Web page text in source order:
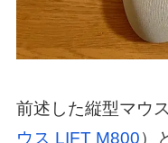
前述した縦型マウ
ウス LIFT M800）